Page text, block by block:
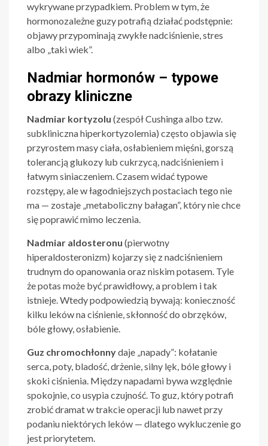
wykrywane przypadkiem. Problem w tym, że
hormonozależne guzy potrafią działać podstępnie:
objawy przypominają zwykłe nadciśnienie, stres
albo „taki wiek”.
Nadmiar hormonów – typowe
obrazy kliniczne
Nadmiar kortyzolu (zespół Cushinga albo tzw.
subkliniczna hiperkortyzolemia) często objawia się
przyrostem masy ciała, osłabieniem mięśni, gorszą
tolerancją glukozy lub cukrzycą, nadciśnieniem i
łatwym siniaczeniem. Czasem widać typowe
rozstępy, ale w łagodniejszych postaciach tego nie
ma — zostaje „metaboliczny bałagan”, który nie chce
się poprawić mimo leczenia.
Nadmiar aldosteronu (pierwotny
hiperaldosteronizm) kojarzy się z nadciśnieniem
trudnym do opanowania oraz niskim potasem. Tyle
że potas może być prawidłowy, a problem i tak
istnieje. Wtedy podpowiedzią bywają: konieczność
kilku leków na ciśnienie, skłonność do obrzęków,
bóle głowy, osłabienie.
Guz chromochłonnydaje „napady”: kołatanie
serca, poty, bladość, drżenie, silny lęk, bóle głowy i
skoki ciśnienia. Między napadami bywa względnie
spokojnie, co usypia czujność. To guz, który potrafi
zrobić dramat w trakcie operacji lub nawet przy
podaniu niektórych leków — dlatego wykluczenie go
jest priorytetem.